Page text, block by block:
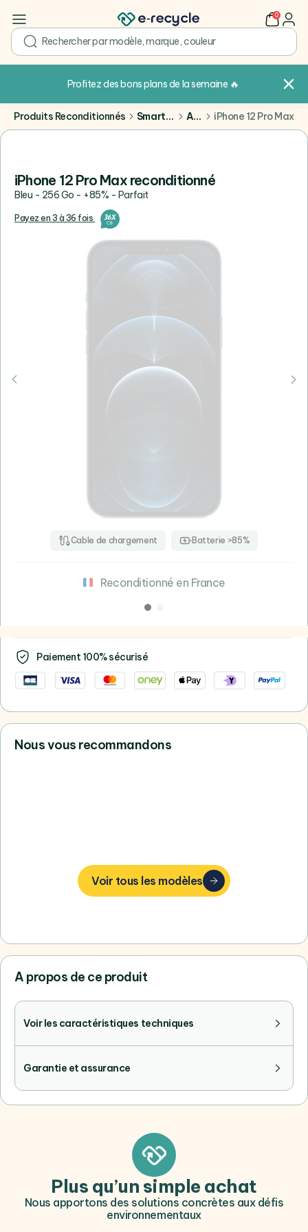
search
0 user
Profitez des bons plans de la semaine 🔥
Produits Reconditionnés Smartphones Apple iPhone 12 Pro Max
iPhone 12 Pro Max reconditionné
Bleu - 256 Go - +85% - Parfait
Payez en 3 à 36 fois
Cable de chargement Batterie >85%
Reconditionné en France
Paiement 100% sécurisé
Nous vous recommandons
Voir tous les modèles
A propos de ce produit
Voir les caractéristiques techniques
Garantie et assurance
Plus qu’un simple achat
Nous apportons des solutions concrètes aux défis
environnementaux